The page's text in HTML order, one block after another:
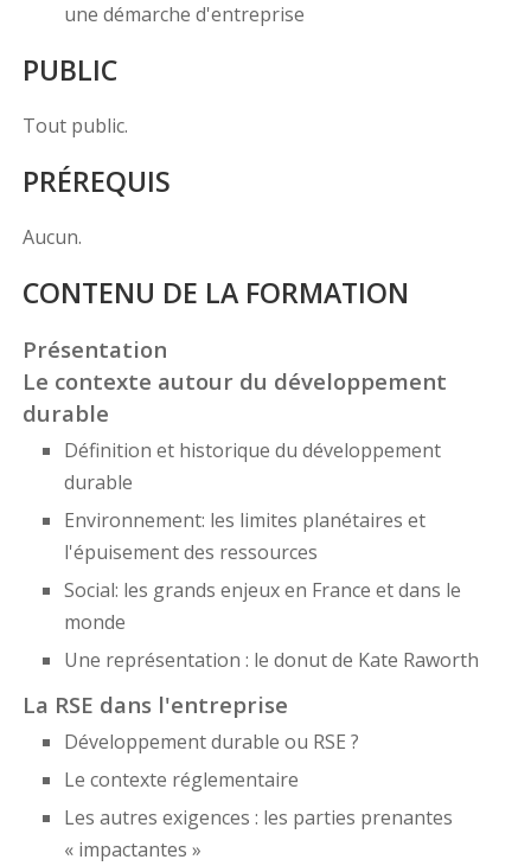
une démarche d'entreprise
PUBLIC
Tout public.
PRÉREQUIS
Aucun.
CONTENU DE LA FORMATION
Présentation
Le contexte autour du développement
durable
Définition et historique du développement
durable
Environnement: les limites planétaires et
l'épuisement des ressources
Social: les grands enjeux en France et dans le
monde
Une représentation : le donut de Kate Raworth
La RSE dans l'entreprise
Développement durable ou RSE ?
Le contexte réglementaire
Les autres exigences : les parties prenantes
« impactantes »